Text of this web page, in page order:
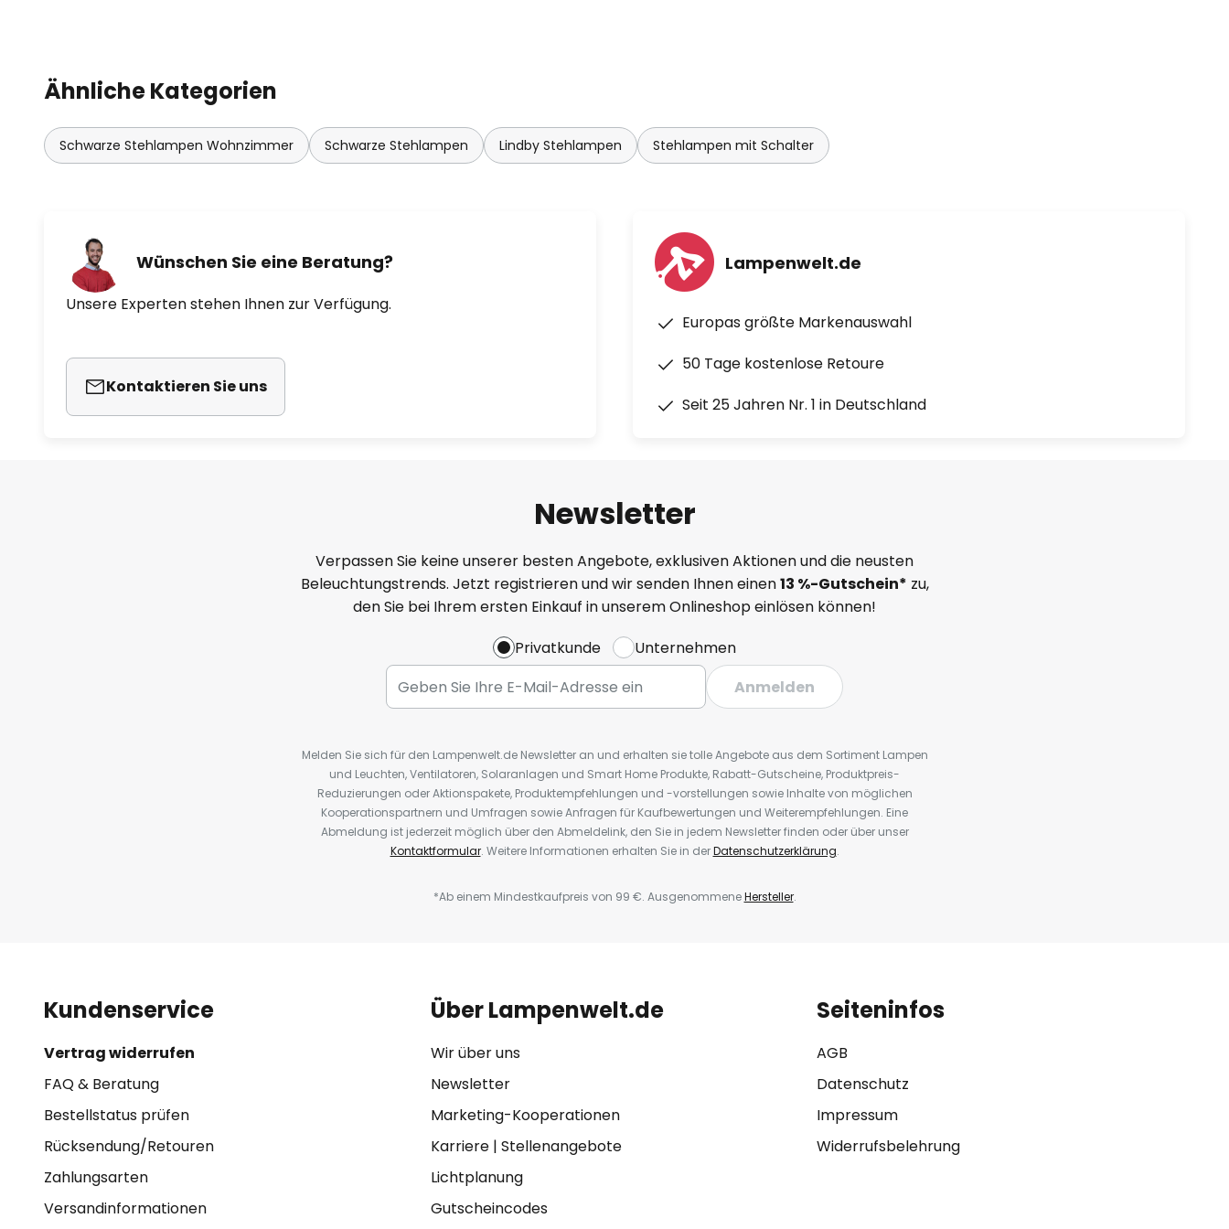
Ähnliche Kategorien
Schwarze Stehlampen Wohnzimmer Schwarze Stehlampen Lindby Stehlampen Stehlampen mit Schalter
Wünschen Sie eine Beratung?
Unsere Experten stehen Ihnen zur Verfügung.
Kontaktieren Sie uns
Lampenwelt.de
Europas größte Markenauswahl
50 Tage kostenlose Retoure
Seit 25 Jahren Nr. 1 in Deutschland
Newsletter
Verpassen Sie keine unserer besten Angebote, exklusiven Aktionen und die neusten
Beleuchtungstrends. Jetzt registrieren und wir senden Ihnen einen13 %-Gutschein* zu,
den Sie bei Ihrem ersten Einkauf in unserem Onlineshop einlösen können!
Privatkunde
Unternehmen
Anmelden
Melden Sie sich für den Lampenwelt.de Newsletter an und erhalten sie tolle Angebote aus dem Sortiment Lampen
und Leuchten, Ventilatoren, Solaranlagen und Smart Home Produkte, Rabatt-Gutscheine, Produktpreis-
Reduzierungen oder Aktionspakete, Produktempfehlungen und -vorstellungen sowie Inhalte von möglichen
Kooperationspartnern und Umfragen sowie Anfragen für Kaufbewertungen und Weiterempfehlungen. Eine
Abmeldung ist jederzeit möglich über den Abmeldelink, den Sie in jedem Newsletter finden oder über unser
Kontaktformular. Weitere Informationen erhalten Sie in derDatenschutzerklärung.
*Ab einem Mindestkaufpreis von 99 €. AusgenommeneHersteller.
Kundenservice
Vertrag widerrufen
FAQ & Beratung
Bestellstatus prüfen
Rücksendung/Retouren
Zahlungsarten
Versandinformationen
Über Lampenwelt.de
Wir über uns
Newsletter
Marketing-Kooperationen
Karriere| Stellenangebote
Lichtplanung
Gutscheincodes
Seiteninfos
AGB
Datenschutz
Impressum
Widerrufsbelehrung